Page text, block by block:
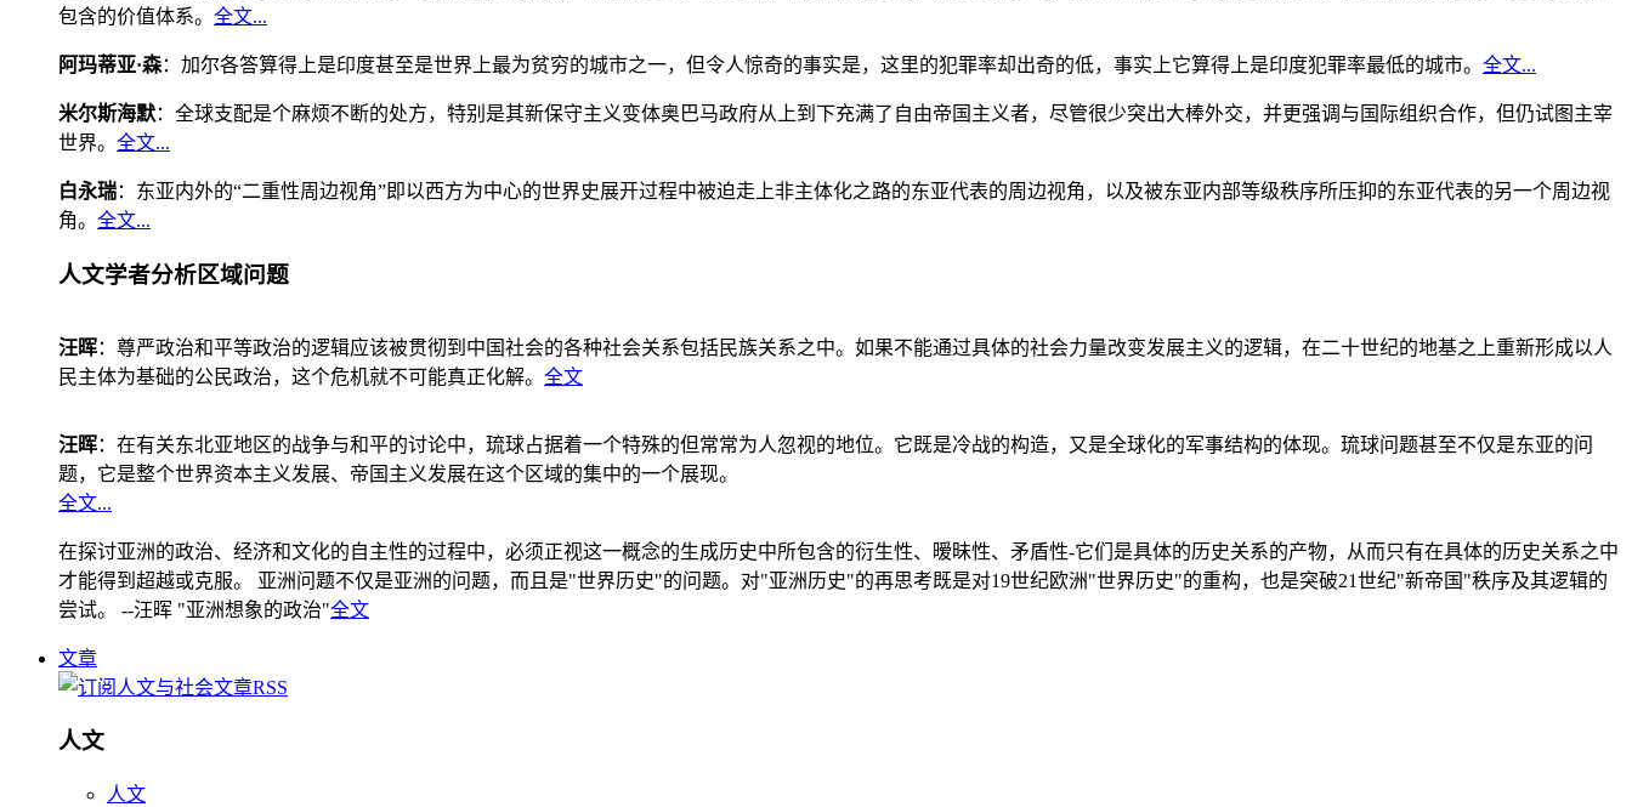
包含的价值体系。 全文...
阿玛蒂亚·森：加尔各答算得上是印度甚至是世界上最为贫穷的城市之一，但令人惊奇的事实是，这里的犯罪率却出奇的低，事实上它算得上是印度犯罪率最低的城市。 全文...
米尔斯海默：全球支配是个麻烦不断的处方，特别是其新保守主义变体奥巴马政府从上到下充满了自由帝国主义者，尽管很少突出大棒外交，并更强调与国际组织合作，但仍试图主宰
世界。 全文...
白永瑞：东亚内外的“二重性周边视角”即以西方为中心的世界史展开过程中被迫走上非主体化之路的东亚代表的周边视角，以及被东亚内部等级秩序所压抑的东亚代表的另一个周边视
角。 全文...
人文学者分析区域问题
汪晖：尊严政治和平等政治的逻辑应该被贯彻到中国社会的各种社会关系包括民族关系之中。如果不能通过具体的社会力量改变发展主义的逻辑，在二十世纪的地基之上重新形成以人
民主体为基础的公民政治，这个危机就不可能真正化解。 全文
汪晖：在有关东北亚地区的战争与和平的讨论中，琉球占据着一个特殊的但常常为人忽视的地位。它既是冷战的构造，又是全球化的军事结构的体现。琉球问题甚至不仅是东亚的问
题，它是整个世界资本主义发展、帝国主义发展在这个区域的集中的一个展现。
全文...
在探讨亚洲的政治、经济和文化的自主性的过程中，必须正视这一概念的生成历史中所包含的衍生性、暧昧性、矛盾性-它们是具体的历史关系的产物，从而只有在具体的历史关系之中
才能得到超越或克服。 亚洲问题不仅是亚洲的问题，而且是"世界历史"的问题。对"亚洲历史"的再思考既是对19世纪欧洲"世界历史"的重构，也是突破21世纪"新帝国"秩序及其逻辑的
尝试。 --汪晖 "亚洲想象的政治"全文
文章
人文
人文